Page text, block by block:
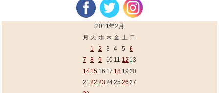
2011年2月
月 火 水 木 金 土 日
1
2 3 4 5
6
7
8 9 10 11 12 13
14 15 16 17 18 19 20
21 22 23 2425 26 27